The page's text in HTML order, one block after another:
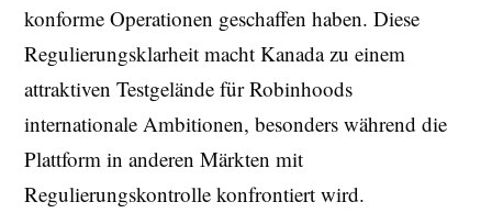
konforme Operationen geschaffen haben. Diese
Regulierungsklarheit macht Kanada zu einem
attraktiven Testgelände für Robinhoods
internationale Ambitionen, besonders während die
Plattform in anderen Märkten mit
Regulierungskontrolle konfrontiert wird.